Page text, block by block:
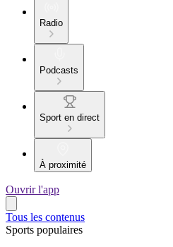
Radio
Podcasts
Sport en direct
À proximité
Ouvrir l'app
Tous les contenus
Sports populaires